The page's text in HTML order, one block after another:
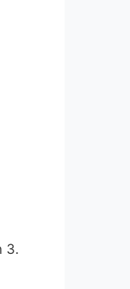
3.